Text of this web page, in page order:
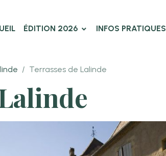
ÉDITION 2026 INFOS PRATIQUES
Terrasses de Lalinde